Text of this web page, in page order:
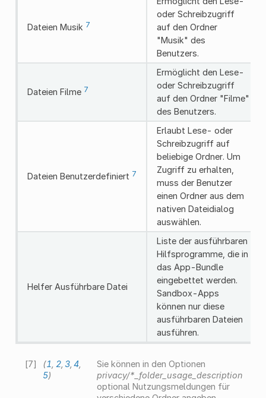
Dateien Musik 7
oder Schreibzugriff
auf den Ordner
"Musik" des
Benutzers.
Dateien Filme 7
Ermöglicht den Lese-
oder Schreibzugriff
auf den Ordner "Filme"
des Benutzers.
Dateien Benutzerdefiniert 7
Erlaubt Lese- oder
Schreibzugriff auf
beliebige Ordner. Um
Zugriff zu erhalten,
muss der Benutzer
einen Ordner aus dem
nativen Dateidialog
auswählen.
Helfer Ausführbare Datei
Liste der ausführbaren
Hilfsprogramme, die in
das App-Bundle
eingebettet werden.
Sandbox-Apps
können nur diese
ausführbaren Dateien
ausführen.
[7] (1 2, 3 4
5)
Sie können in den Optionen
privacy/*_folder_usage_description
optional Nutzungsmeldungen für